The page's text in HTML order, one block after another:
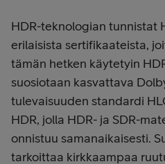
HDR-teknologian tunnistat
erilaisista sertifikaateista,
tämän hetken käytetyin
suosiotaan kasvattava
tulevaisuuden standardi
HDR, jolla HDR- ja SDR-
onnistuu samanaikaisesti.
tarkoittaa kirkkaampaa